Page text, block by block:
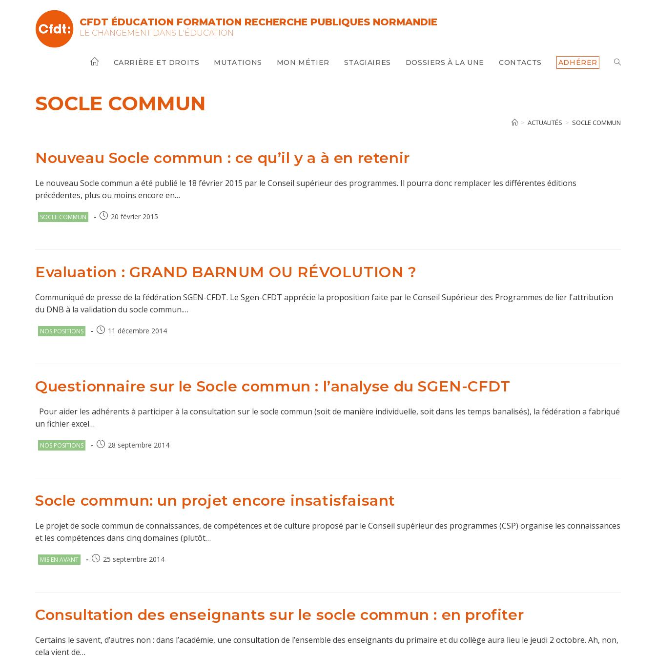
CFDT ÉDUCATION FORMATION RECHERCHE PUBLIQUES NORMANDIE
LE CHANGEMENT DANS L'ÉDUCATION
CARRIÈRE ET DROITS MUTATIONS MON MÉTIER STAGIAIRES DOSSIERS À LA UNE CONTACTS ADHÉRER TOGGLE
SEARCH
SOCLE COMMUN
> ACTUALITÉS > SOCLE COMMUN
Nouveau Socle commun : ce qu’il y a à en retenir
Le nouveau Socle commun a été publié le 18 février 2015 par le Conseil supérieur des programmes. Il pourra donc remplacer les différentes éditions
précédentes, plus ou moins encore en…
Post
SOCLE COMMUN
Publication
20 février 2015
Evaluation : GRAND BARNUM OU RÉVOLUTION ?
Communiqué de presse de la fédération SGEN-CFDT. Le Sgen-CFDT apprécie la proposition faite par le Conseil Supérieur des Programmes de lier l'attribution
du DNB à la validation du socle commun.…
Post
NOS POSITIONS
Publication
11 décembre 2014
Questionnaire sur le Socle commun : l’analyse du SGEN-CFDT
Pour aider les adhérents à participer à la consultation sur le socle commun (soit de manière individuelle, soit dans les temps banalisés), la fédération a fabriqué
un fichier excel…
Post
NOS POSITIONS
Publication
28 septembre 2014
Socle commun: un projet encore insatisfaisant
Le projet de socle commun de connaissances, de compétences et de culture proposé par le Conseil supérieur des programmes (CSP) organise les connaissances
et les compétences dans cinq domaines (plutôt…
Post
MIS EN AVANT
Publication
25 septembre 2014
Consultation des enseignants sur le socle commun : en profiter
Certains le savent, d’autres non : dans l’académie, une consultation de l’ensemble des enseignants du primaire et du collège aura lieu le jeudi 2 octobre. Ah, non,
cela vient de…